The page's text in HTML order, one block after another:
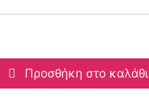
Προσθήκη στο καλάθι